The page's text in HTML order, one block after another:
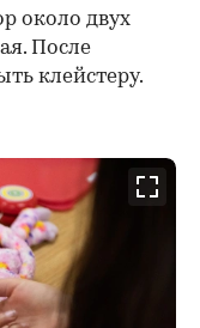
около двух
После
клейстеру.